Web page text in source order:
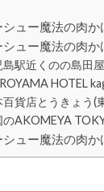
ュー魔法の肉か
ュー魔法の肉か
島駅近くのの島田
HOTEL
百貨店とうきょう(
のAKOMEYA
ュー魔法の肉か